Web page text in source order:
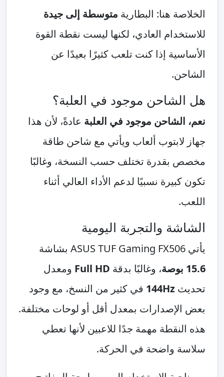
الخلاصة هنا: البطارية متوسطة إلى جيدة
للاستخدام العادي، لكنها ليست نقطة القوة
الأساسية إذا كنت تلعب كثيرًا بعيدًا عن
الشاحن.
هل الشاحن موجود في العلبة؟
نعم، الشاحن موجود في العلبة عادةً، لأن هذا
جهاز لابتوب ألعاب ويأتي مع شاحن طاقة
مخصص بقدرة تختلف حسب النسخة، وغالبًا
تكون كبيرة نسبيًا لدعم الأداء العالي أثناء
اللعب.
الشاشة والتجربة اليومية
يأتي ASUS TUF Gaming FX506 بشاشة
15.6 بوصة
، وغالبًا بدقة Full HD ومعدل
تحديث 144Hz في كثير من النسخ، مع وجود
بعض الإصدارات بمعدل أقل أو لوحات مختلفة.
هذه النقطة مهمة جدًا للاعبين لأنها تعطي
سلاسة واضحة في الحركة.